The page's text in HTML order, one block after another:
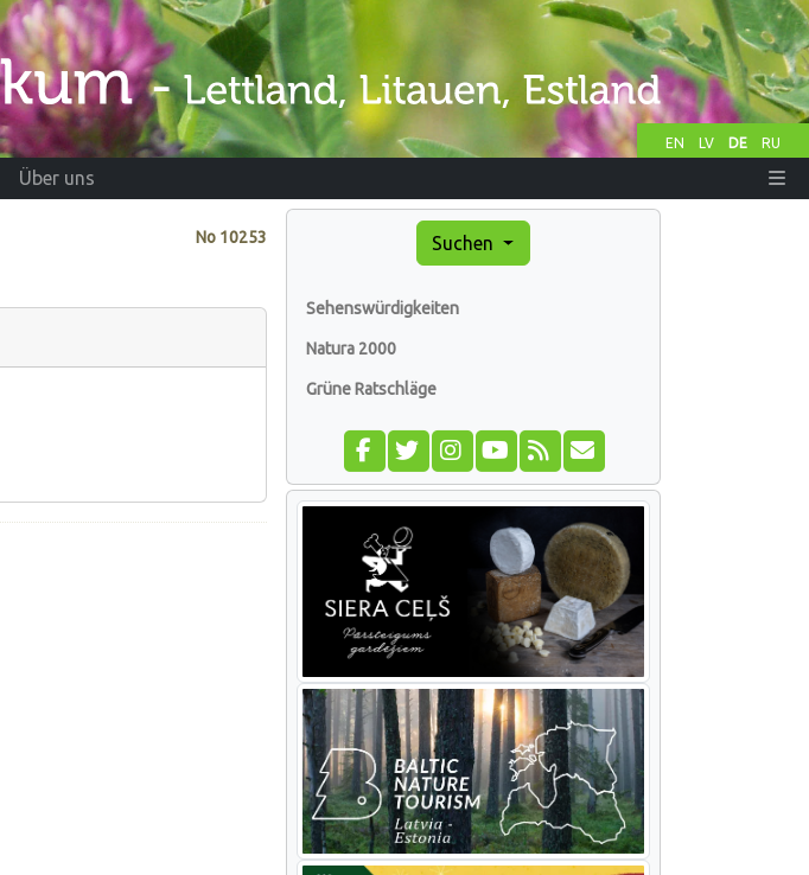
EN LV DE RU
Über uns
No 10253 Suchen
Sehenswürdigkeiten
Natura 2000
Grüne Ratschläge